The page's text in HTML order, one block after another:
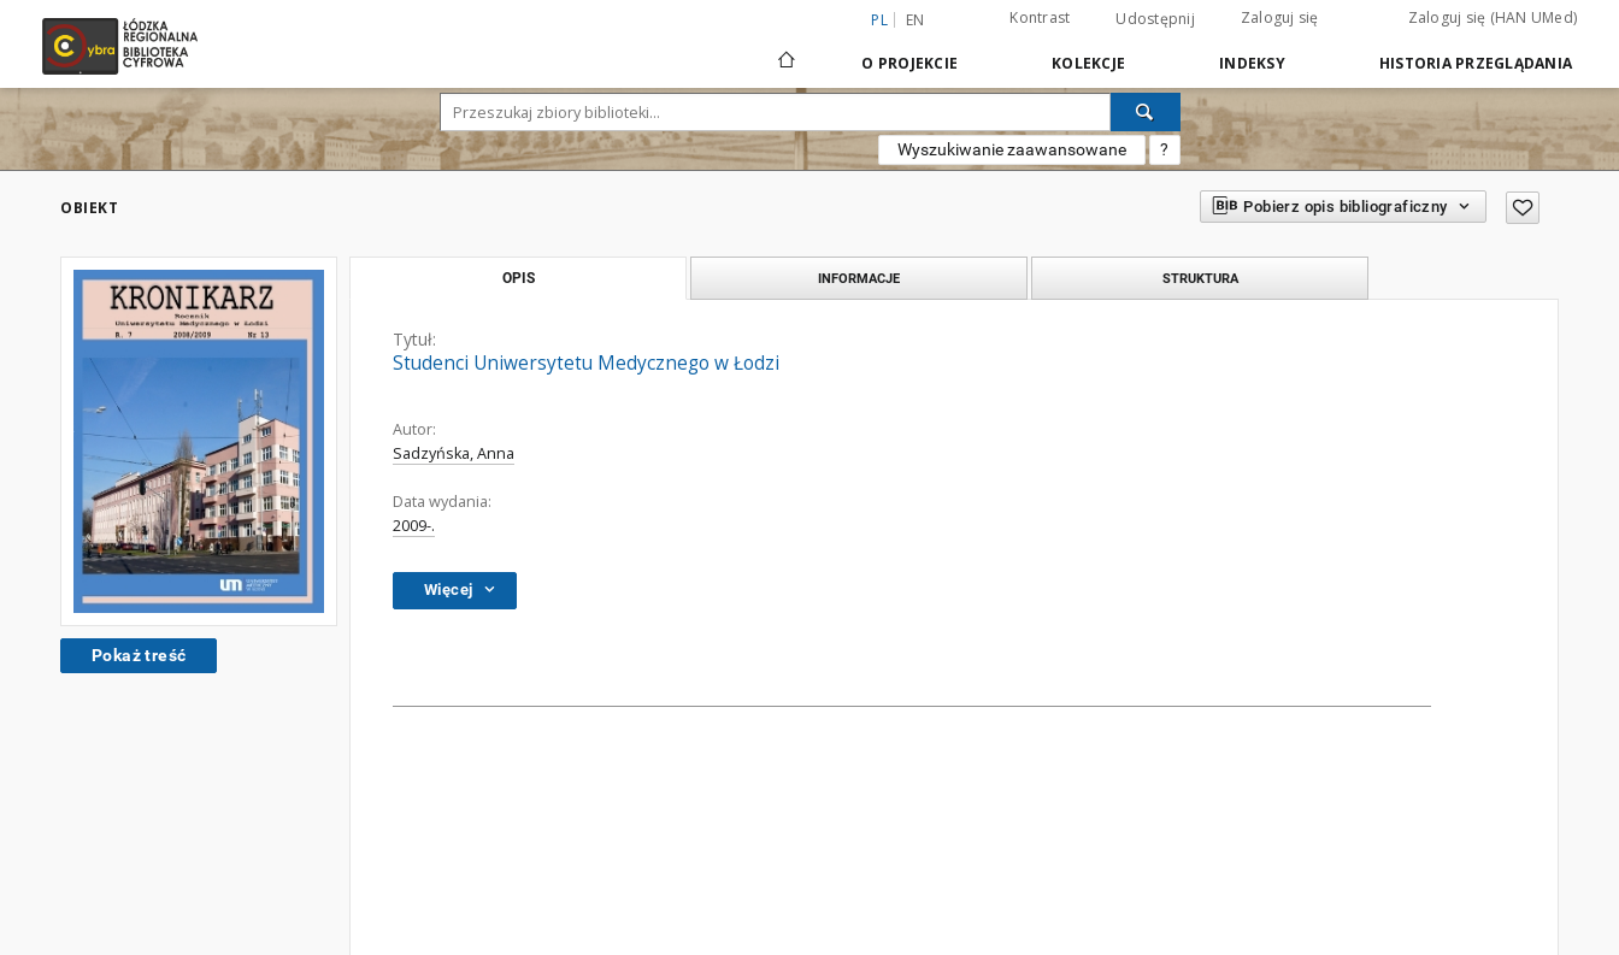
PL EN Kontrast Udostępnij Zaloguj się Zaloguj się (HAN UMed)
O PROJEKCIE KOLEKCJE INDEKSY HISTORIA PRZEGLĄDANIA
Wyszukiwanie zaawansowane ?
OBIEKT Pobierz opis bibliograficzny
Pokaż treść
OPIS INFORMACJE STRUKTURA
Tytuł:
Studenci Uniwersytetu Medycznego w Łodzi
Autor:
Sadzyńska, Anna
Data wydania:
2009-.
Więcej